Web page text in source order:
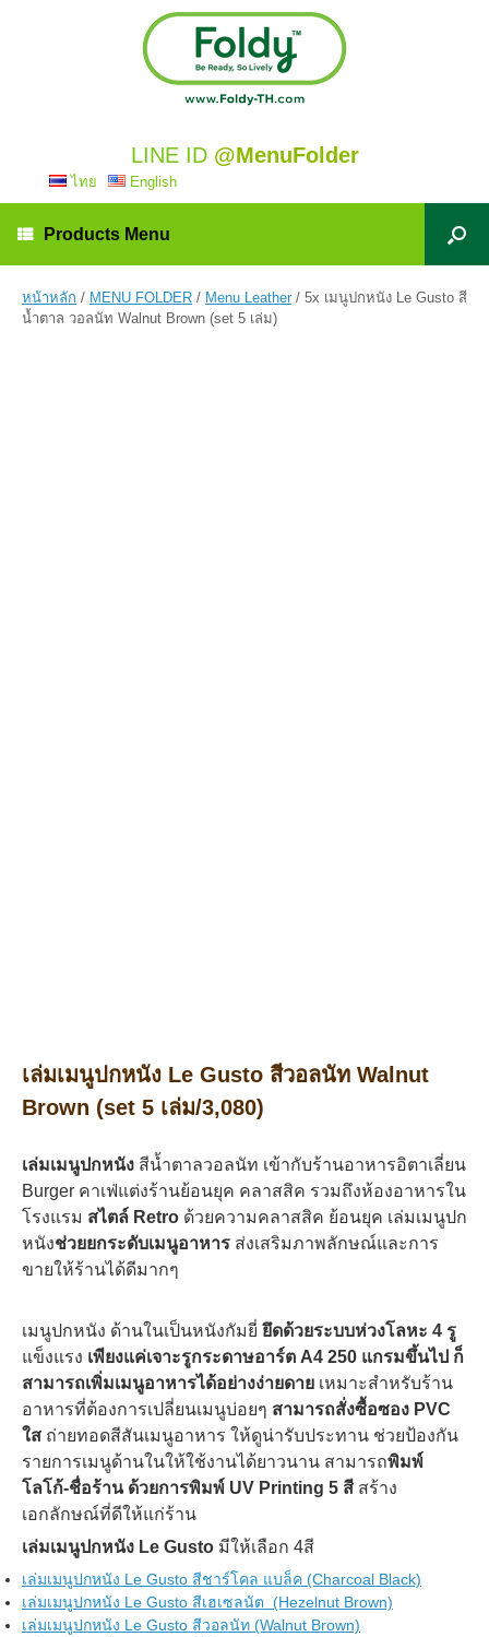
LINE ID @MenuFolder
ไทย English
Products Menu
หน้าหลัก / MENU FOLDER / Menu Leather / 5x เมนูปกหนัง Le Gusto สี
น้ำตาล วอลนัท Walnut Brown (set 5 เล่ม)
เล่มเมนูปกหนัง Le Gusto สีวอลนัท Walnut
Brown (set 5 เล่ม/3,080)
เล่มเมนูปกหนัง สีน้ำตาลวอลนัท เข้ากับร้านอาหารอิตาเลี่ยน
Burger คาเฟ่แต่งร้านย้อนยุค คลาสสิค รวมถึงห้องอาหารใน
โรงแรม สไตล์ Retro ด้วยความคลาสสิค ย้อนยุค เล่มเมนูปก
หนังช่วยยกระดับเมนูอาหาร ส่งเสริมภาพลักษณ์และการ
ขายให้ร้านได้ดีมากๆ
เมนูปกหนัง ด้านในเป็นหนังกัมยี่ ยึดด้วยระบบห่วงโลหะ 4 รู
แข็งแรง เพียงแค่เจาะรูกระดาษอาร์ต A4 250 แกรมขึ้นไป ก็
สามารถเพิ่มเมนูอาหารได้อย่างง่ายดาย เหมาะสำหรับร้าน
อาหารที่ต้องการเปลี่ยนเมนูบ่อยๆ สามารถสั่งซื้อซอง PVC
ใส ถ่ายทอดสีสันเมนูอาหาร ให้ดูน่ารับประทาน ช่วยป้องกัน
รายการเมนูด้านในให้ใช้งานได้ยาวนาน สามารถพิมพ์
โลโก้-ชื่อร้าน ด้วยการพิมพ์ UV Printing 5 สี สร้าง
เอกลักษณ์ที่ดีให้แก่ร้าน
เล่มเมนูปกหนัง Le Gusto มีให้เลือก 4สี
เล่มเมนูปกหนัง Le Gusto สีชาร์โคล แบล็ค (Charcoal Black)
เล่มเมนูปกหนัง Le Gusto สีเฮเซลนัต (Hezelnut Brown)
เล่มเมนูปกหนัง Le Gusto สีวอลนัท (Walnut Brown)